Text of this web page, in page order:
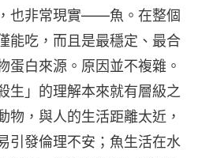
也非常現實——魚。在整個
能吃，而且是最穩定、最合
蛋白來源。原因並不複雜。
生」的理解本來就有層級之
物，與人的生活距離太近，
引發倫理不安；魚生活在水